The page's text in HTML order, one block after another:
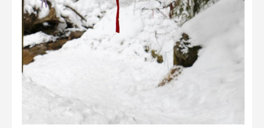
Видео 2022
Фотоконкурс 2021
Видео 2021
Видео 2020
Фотоконкурс 2019